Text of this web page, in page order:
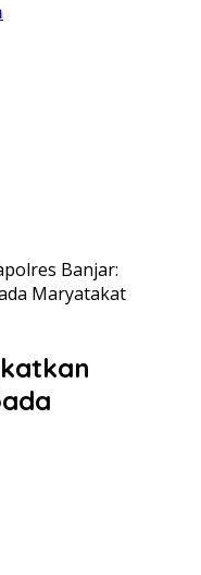
Banjar:
Maryatakat